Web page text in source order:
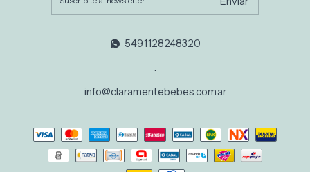
5491128248320
.
info@claramentebebes.com.ar